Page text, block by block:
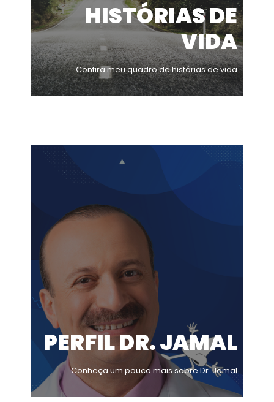
HISTÓRIAS DE
VIDA
Confira meu quadro de histórias de vida
PERFIL DR. JAMAL
Conheça um pouco mais sobre Dr. Jamal